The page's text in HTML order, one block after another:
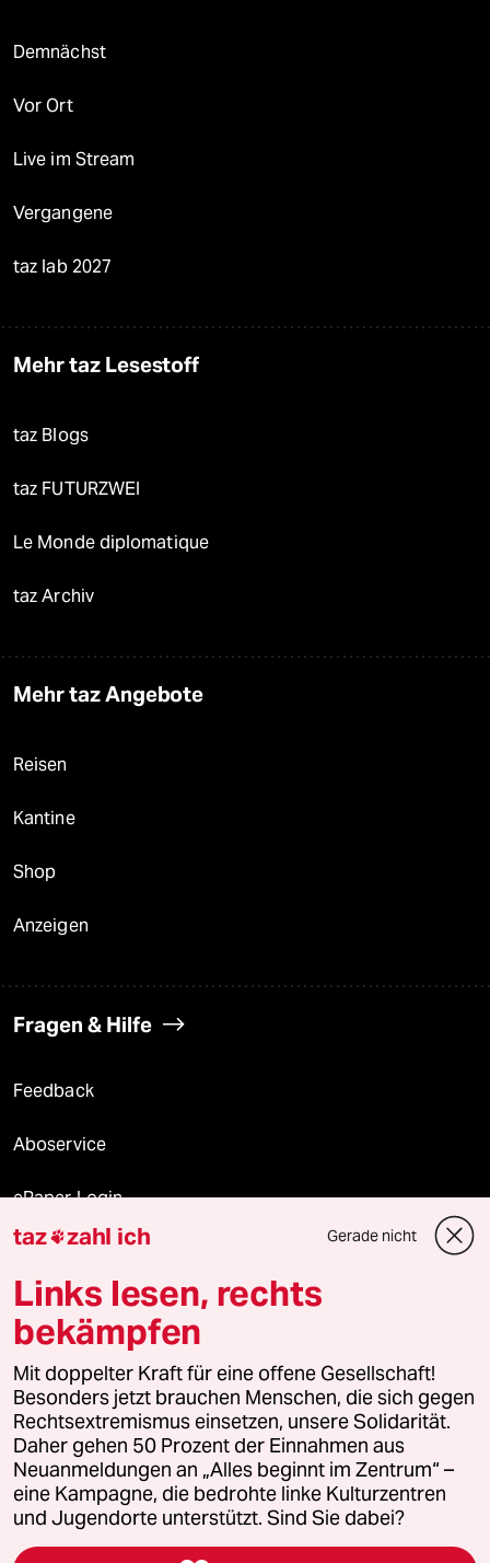
Demnächst
Vor Ort
Live im Stream
Vergangene
taz lab 2027
Mehr taz Lesestoff
taz Blogs
taz FUTURZWEI
Le Monde diplomatique
taz Archiv
Mehr taz Angebote
Reisen
Kantine
Shop
Anzeigen
Fragen & Hilfe
Feedback
Aboservice
ePaper Login
Downloads für Abonnierende
© 2026 taz Verlags und Vertriebs GmbH
Alle Rechte vorbehalten. Bei rechtlichen Fragen oder für Genehmigungen
wenden Sie sich bitte an
lizenzen@taz.de
Feedback Redaktionsstatut Kommune-Richtlinien
Leitlinie Informant Datenschutz Impressum AGB
taz zahl ich Gerade nicht
Links lesen, rechts
bekämpfen
Mit doppelter Kraft für eine offene Gesellschaft!
Besonders jetzt brauchen Menschen, die sich gegen
Rechtsextremismus einsetzen, unsere Solidarität.
Daher gehen 50 Prozent der Einnahmen aus
Neuanmeldungen an „Alles beginnt im Zentrum“ –
eine Kampagne, die bedrohte linke Kulturzentren
und Jugendorte unterstützt. Sind Sie dabei?